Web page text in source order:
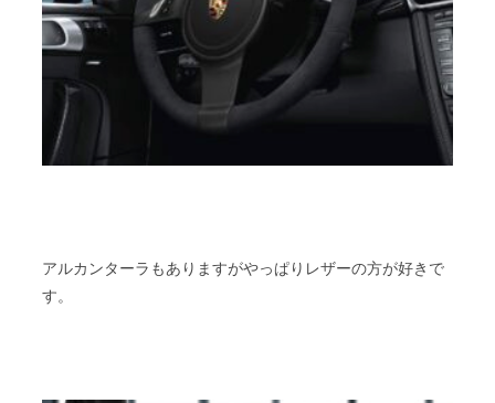
アルカンターラもありますがやっぱりレザーの方が好きで
す。